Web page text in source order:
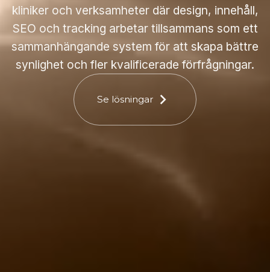
kliniker och verksamheter där design, innehåll,
SEO och tracking arbetar tillsammans som ett
sammanhängande system för att skapa bättre
synlighet och fler kvalificerade förfrågningar.
Se lösningar